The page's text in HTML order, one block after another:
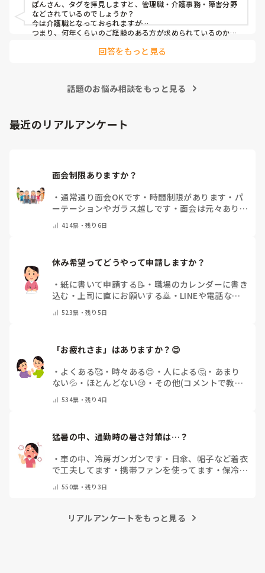
ぽんさん、タグを拝見しますと、管理職・介護事務・障害分野
などされているのでしょうか？
今は介護職となっておられますが…
つまり、何年くらいのご経験のある方が求められているのか、
でも、せっかくのご質問、汎用的に普通に私の実際をお応えさ
事をしたい」と思ったから、ですね。本当は、なぜだからと言
て頂きました。
同じ仲間として、その疑問もよーく分かるところでしたの
回答をもっと見る
話題のお悩み相談をもっと見る
最近のリアルアンケート
面会制限ありますか？
・ 通常通り面会OKです ・ 時間制限があります ・ パ
ーテーションやガラス越しです ・ 面会は元々ありま
414票・残り6日
休み希望ってどうやって申請しますか？
・紙に書いて申請する📝 ・ 職場のカレンダーに書き
込む ・ 上司に直にお願いする🙇 ・ LINEや電話など
523票・残り5日
「お疲れさま」はありますか？😊
・ よくある🥰 ・ 時々ある😊 ・ 人による🤔 ・ あまり
ない💦 ・ ほとんどない😢 ・ その他(コメントで教え
534票・残り4日
猛暑の中、通勤時の暑さ対策は…？
・車の中、冷房ガンガンです ・ 日傘、帽子など着衣
で工夫してます ・携帯ファンを使ってます ・ 保冷剤
ん ・その他（コメントで教えて下さい）
550票・残り3日
リアルアンケートをもっと見る